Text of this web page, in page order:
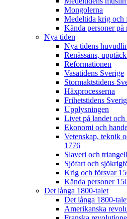
Mongolerna
Medeltida krig och
Kända personer på
Nya tiden
Nya tidens
Renässans,
Reformationen
Vasatidens Sverige
Stormaktstidens
Häxprocesserna
Frihetstidens
Upplysningen
Livet på landet
Ekonomi och
Vetenskap, teknik
1776
Slaveri och
Sjöfart och
Krig och försvar
Kända personer
Det långa 1800-talet
Det långa 1800-
Amerikanska